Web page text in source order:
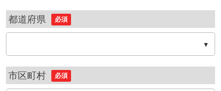
都道府県 必須
市区町村 必須